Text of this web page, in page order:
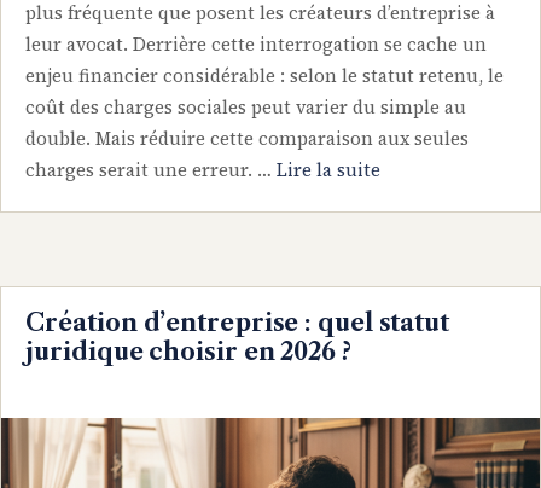
plus fréquente que posent les créateurs d’entreprise à
leur avocat. Derrière cette interrogation se cache un
enjeu financier considérable : selon le statut retenu, le
coût des charges sociales peut varier du simple au
double. Mais réduire cette comparaison aux seules
charges serait une erreur. …Lire la suite
Création d’entreprise : quel statut
juridique choisir en 2026 ?